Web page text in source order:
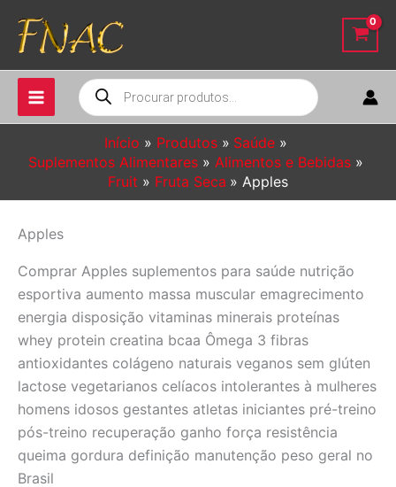
para
conteúdo
Pesquisar
produtos
Início Produtos
Saúde
Suplementos Alimentares
Alimentos e Bebidas
Fruit
Fruta Seca Apples
Apples
Comprar Apples suplementos para saúde nutrição
esportiva aumento massa muscular emagrecimento
energia disposição vitaminas minerais proteínas
whey protein creatina bcaa Ômega 3 fibras
antioxidantes colágeno naturais veganos sem glúten
lactose vegetarianos celíacos intolerantes à mulheres
homens idosos gestantes atletas iniciantes pré-treino
pós-treino recuperação ganho força resistência
queima gordura definição manutenção peso geral no
Brasil